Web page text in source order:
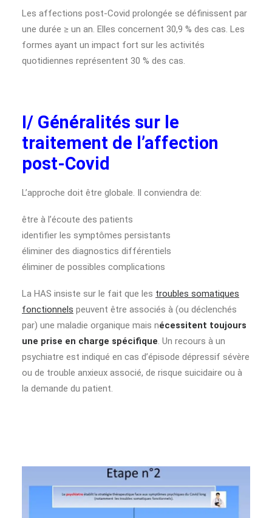
Les affections post-Covid prolongée se définissent par
une durée ≥ un an. Elles concernent 30,9 % des cas. Les
formes ayant un impact fort sur les activités
quotidiennes représentent 30 % des cas.
I/ Généralités sur le
traitement de l’affection
post-Covid
L’approche doit être globale. Il conviendra de:
être à l’écoute des patients
identifier les symptômes persistants
éliminer des diagnostics différentiels
éliminer de possibles complications
La HAS insiste sur le fait que les troubles somatiques
fonctionnels peuvent être associés à (ou déclenchés
par) une maladie organique mais nécessitent toujours
une prise en charge spécifique. Un recours à un
psychiatre est indiqué en cas d’épisode dépressif sévère
ou de trouble anxieux associé, de risque suicidaire ou à
la demande du patient.